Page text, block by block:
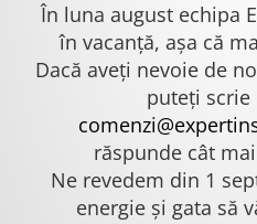
În luna august echipa
în vacanță, așa că
Dacă aveți nevoie de
puteți scrie
răspunde cât
Ne revedem din 1
energie și gata să